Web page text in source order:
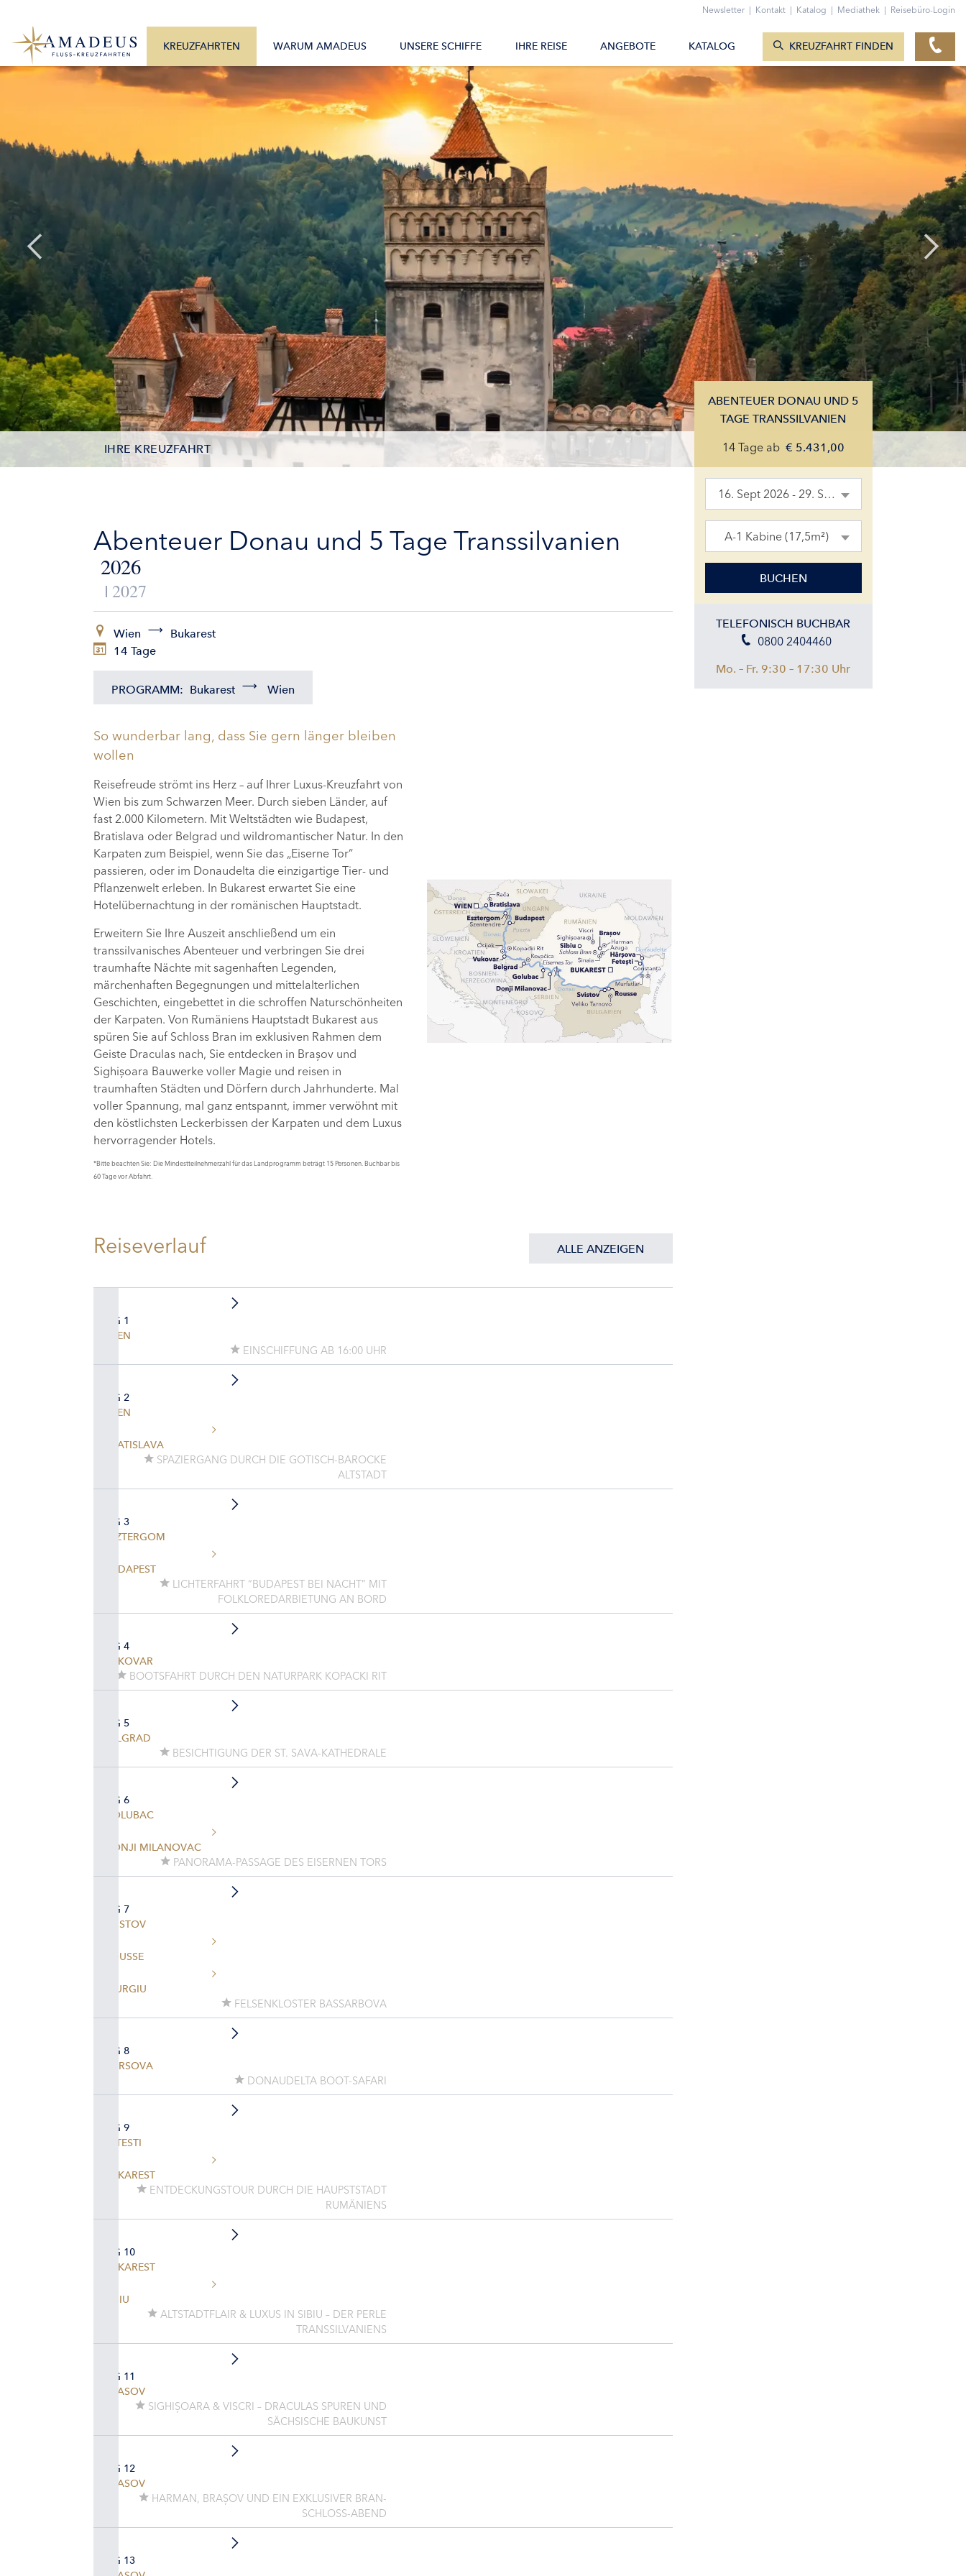
IHRE KREUZFAHRT
AUSFLÜGE
ZUSATZLEISTUNGEN
SCHIFFE
ABENTEUER DONAU UND 5
TAGE TRANSSILVANIEN
14 Tage ab € 5.431,00
16. Sept 2026 - 29. Sept 2026
A-1 Kabine (17,5m²)
BUCHEN
TELEFONISCH BUCHBAR
0800 2404460
Mo. – Fr. 9:30 – 17:30 Uhr
Abenteuer Donau und 5 Tage Transsilvanien
2026
2027
Wien
Bukarest
14 Tage
PROGRAMM: Bukarest Wien
So wunderbar lang, dass Sie gern länger bleiben
wollen
Reisefreude strömt ins Herz – auf Ihrer Luxus-Kreuzfahrt von
Wien bis zum Schwarzen Meer. Durch sieben Länder, auf
fast 2.000 Kilometern. Mit Weltstädten wie Budapest,
Bratislava oder Belgrad und wildromantischer Natur. In den
Karpaten zum Beispiel, wenn Sie das „Eiserne Tor“
passieren, oder im Donaudelta die einzigartige Tier- und
Pflanzenwelt erleben. In Bukarest erwartet Sie eine
Hotelübernachtung in der romänischen Hauptstadt.
Erweitern Sie Ihre Auszeit anschließend um ein
transsilvanisches Abenteuer und verbringen Sie drei
traumhafte Nächte mit sagenhaften Legenden,
märchenhaften Begegnungen und mittelalterlichen
Geschichten, eingebettet in die schroffen Naturschönheiten
der Karpaten. Von Rumäniens Hauptstadt Bukarest aus
spüren Sie auf Schloss Bran im exklusiven Rahmen dem
Geiste Draculas nach, Sie entdecken in Brașov und
Sighișoara Bauwerke voller Magie und reisen in
traumhaften Städten und Dörfern durch Jahrhunderte. Mal
voller Spannung, mal ganz entspannt, immer verwöhnt mit
den köstlichsten Leckerbissen der Karpaten und dem Luxus
hervorragender Hotels.
*Bitte beachten Sie: Die Mindestteilnehmerzahl für das Landprogramm beträgt 15 Personen. Buchbar bis
60 Tage vor Abfahrt.
Reiseverlauf ALLE ANZEIGEN
TAG 1
WIEN
EINSCHIFFUNG AB 16:00 UHR
TAG 2
WIEN
BRATISLAVA
SPAZIERGANG DURCH DIE GOTISCH-BAROCKE
ALTSTADT
TAG 3
ESZTERGOM
BUDAPEST
LICHTERFAHRT “BUDAPEST BEI NACHT” MIT
FOLKLOREDARBIETUNG AN BORD
TAG 4
VUKOVAR
BOOTSFAHRT DURCH DEN NATURPARK KOPACKI RIT
TAG 5
BELGRAD
BESICHTIGUNG DER ST. SAVA-KATHEDRALE
TAG 6
GOLUBAC
DONJI MILANOVAC
PANORAMA-PASSAGE DES EISERNEN TORS
TAG 7
SVISTOV
ROUSSE
GIURGIU
FELSENKLOSTER BASSARBOVA
TAG 8
HARSOVA
DONAUDELTA BOOT-SAFARI
TAG 9
FETESTI
BUKAREST
ENTDECKUNGSTOUR DURCH DIE HAUPSTSTADT
RUMÄNIENS
TAG 10
BUKAREST
SIBIU
ALTSTADTFLAIR & LUXUS IN SIBIU – DER PERLE
TRANSSILVANIENS
TAG 11
BRASOV
SIGHIȘOARA & VISCRI – DRACULAS SPUREN UND
SÄCHSISCHE BAUKUNST
TAG 12
BRASOV
HARMAN, BRAȘOV UND EIN EXKLUSIVER BRAN-
SCHLOSS-ABEND
TAG 13
Newsletter | Kontakt | Katalog | Mediathek | Reisebüro-Login
KREUZFAHRTEN WARUM AMADEUS UNSERE SCHIFFE IHRE REISE ANGEBOTE KATALOG KREUZFAHRT FINDEN
Alle Monate Mo. – Fr. 9:30 – 17:30 Uhr
ZUM KONTAKTFORMULAR